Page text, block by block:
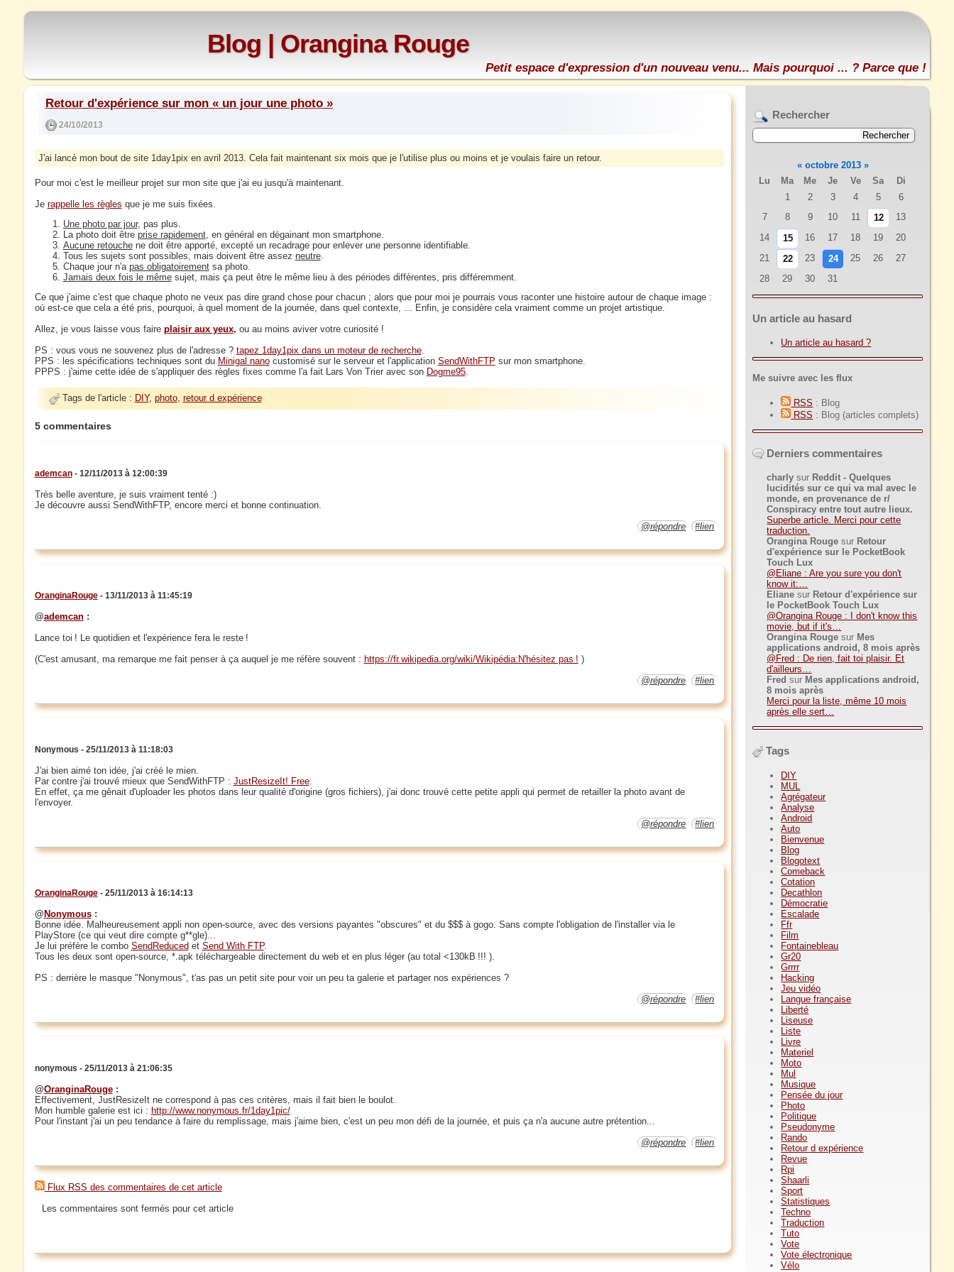
Blog | Orangina Rouge
Petit espace d'expression d'un nouveau venu... Mais pourquoi ... ? Parce que !
Rechercher
« octobre 2013 »
Lu
Ma Me Je Ve Sa
Di
1
2 3 4 5
6
7
8 9 10 11 12
13
14
15 16 17 18 19
20
21
22 23 24 25 26
27
28
29 30 31
Un article au hasard
Un article au hasard ?
Me suivre avec les flux
RSS : Blog
RSS : Blog (articles complets)
Derniers commentaires
charly sur Reddit - Quelques
lucidités sur ce qui va mal avec le
monde, en provenance de r/
Conspiracy entre tout autre lieux.
Superbe article. Merci pour cette
traduction.
Orangina Rouge sur Retour
d'expérience sur le PocketBook
Touch Lux
@Eliane : Are you sure you don't
know it:…
Eliane sur Retour d'expérience sur
le PocketBook Touch Lux
@Orangina Rouge : I don't know this
movie, but if it's…
Orangina Rouge sur Mes
applications android, 8 mois après
@Fred : De rien, fait toi plaisir. Et
d'ailleurs…
Fred sur Mes applications android,
8 mois après
Merci pour la liste, même 10 mois
après elle sert…
Tags
DIY
MUL
Agrégateur
Analyse
Android
Auto
Bienvenue
Blog
Blogotext
Comeback
Cotation
Decathlon
Démocratie
Escalade
Ffr
Film
Fontainebleau
Gr20
Grrrr
Hacking
Jeu vidéo
Langue française
Liberté
Liseuse
Liste
Livre
Materiel
Moto
Mul
Musique
Pensée du jour
Photo
Politique
Pseudonyme
Rando
Retour d expérience
Revue
Rpi
Shaarli
Sport
Statistiques
Techno
Traduction
Tuto
Vote
Vote électronique
Vélo
Retour d'expérience sur mon « un jour une photo »
24/10/2013
J'ai lancé mon bout de site 1day1pix en avril 2013. Cela fait maintenant six mois que je l'utilise plus ou moins et je voulais faire un retour.
Pour moi c'est le meilleur projet sur mon site que j'ai eu jusqu'à maintenant.
Je rappelle les règles que je me suis fixées.
Une photo par jour, pas plus.
La photo doit être prise rapidement, en général en dégainant mon smartphone.
Aucune retouchene doit être apporté, excepté un recadrage pour enlever une personne identifiable.
Tous les sujets sont possibles, mais doivent être assez neutre.
Chaque jour n'a pas obligatoirementsa photo.
Jamais deux fois le mêmesujet, mais ça peut être le même lieu à des périodes différentes, pris différemment.
Ce que j'aime c'est que chaque photo ne veux pas dire grand chose pour chacun ; alors que pour moi je pourrais vous raconter une histoire autour de chaque image :
où est-ce que cela a été pris, pourquoi, à quel moment de la journée, dans quel contexte, ... Enfin, je considère cela vraiment comme un projet artistique.
Allez, je vous laisse vous faire plaisir aux yeux, ou au moins aviver votre curiosité !
PS : vous vous ne souvenez plus de l'adresse ? tapez 1day1pix dans un moteur de recherche.
PPS : les spécifications techniques sont du Minigal nanocustomisé sur le serveur et l'application SendWithFTP sur mon smartphone.
PPPS : j'aime cette idée de s'appliquer des règles fixes comme l'a fait Lars Von Trier avec son Dogme95.
Tags de l'article : DIY, photo, retour d expérience
5 commentaires
ademcan- 12/11/2013 à 12:00:39
Très belle aventure, je suis vraiment tenté :)
Je découvre aussi SendWithFTP, encore merci et bonne continuation.
@répondre
#lien
OranginaRouge- 13/11/2013 à 11:45:19
@ademcan:
Lance toi ! Le quotidien et l'expérience fera le reste !
(C'est amusant, ma remarque me fait penser à ça auquel je me réfère souvent : https://fr.wikipedia.org/wiki/Wikipédia:N'hésitez pas ! )
@répondre
#lien
Nonymous - 25/11/2013 à 11:18:03
J'ai bien aimé ton idée, j'ai créé le mien.
Par contre j'ai trouvé mieux que SendWithFTP : JustResizeIt! Free.
En effet, ça me gênait d'uploader les photos dans leur qualité d'origine (gros fichiers), j'ai donc trouvé cette petite appli qui permet de retailler la photo avant de
l'envoyer.
@répondre
#lien
OranginaRouge- 25/11/2013 à 16:14:13
@ Nonymous:
Bonne idée. Malheureusement appli non open-source, avec des versions payantes "obscures" et du $$$ à gogo. Sans compte l'obligation de l'installer via le
PlayStore (ce qui veut dire compte g**gle)...
Je lui préfère le combo SendReduced et Send With FTP.
Tous les deux sont open-source, *.apk téléchargeable directement du web et en plus léger (au total <130kB !!! ).
PS : derrière le masque "Nonymous", t'as pas un petit site pour voir un peu ta galerie et partager nos expériences ?
@répondre
#lien
nonymous - 25/11/2013 à 21:06:35
@OranginaRouge:
Effectivement, JustResizeIt ne correspond à pas ces critères, mais il fait bien le boulot.
Mon humble galerie est ici : http://www.nonymous.fr/1day1pic/
Pour l'instant j'ai un peu tendance à faire du remplissage, mais j'aime bien, c'est un peu mon défi de la journée, et puis ça n'a aucune autre prétention...
@répondre
#lien
Flux RSS des commentaires de cet article
Les commentaires sont fermés pour cet article